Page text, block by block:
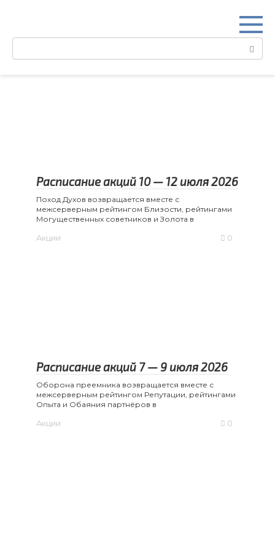
Поиск:
Расписание акций 10 — 12 июля 2026
Поход Духов возвращается вместе с
межсерверным рейтингом Близости, рейтингами
Могущественных советников и Золота в
Акции 0
Расписание акций 7 — 9 июля 2026
Оборона преемника возвращается вместе с
межсерверным рейтингом Репутации, рейтингами
Опыта и Обаяния партнёров в
Акции 0